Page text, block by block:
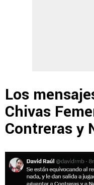
Los
Chivas
Contreras y